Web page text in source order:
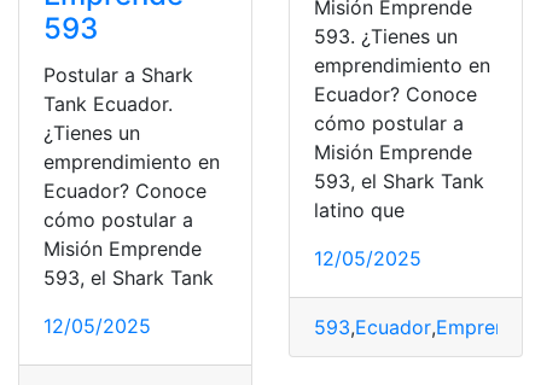
593
Postular a Shark
Tank Ecuador.
¿Tienes un
emprendimiento en
Ecuador? Conoce
cómo postular a
Misión Emprende
593, el Shark Tank
12/05/2025
Misión Emprende
593. ¿Tienes un
emprendimiento en
Ecuador? Conoce
cómo postular a
Misión Emprende
593, el Shark Tank
latino que
12/05/2025
593,Ecuador,Emprende